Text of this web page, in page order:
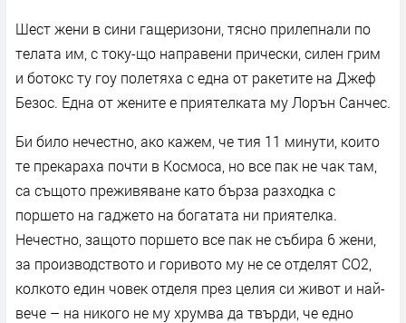
Шест жени в сини гащеризони, тясно прилепнали по
телата им, с току-що направени прически, силен грим
и ботокс ту гоу полетяха с една от ракетите на Джеф
Безос. Една от жените е приятелката му Лорън Санчес.
Би било нечестно, ако кажем, че тия 11 минути, които
те прекараха почти в Космоса, но все пак не чак там,
са същото преживяване като бърза разходка с
поршето на гаджето на богатата ни приятелка.
Нечестно, защото поршето все пак не събира 6 жени,
за производството и горивото му не се отделят СО2,
колкото един човек отделя през целия си живот и най-
вече – на никого не му хрумва да твърди, че едно